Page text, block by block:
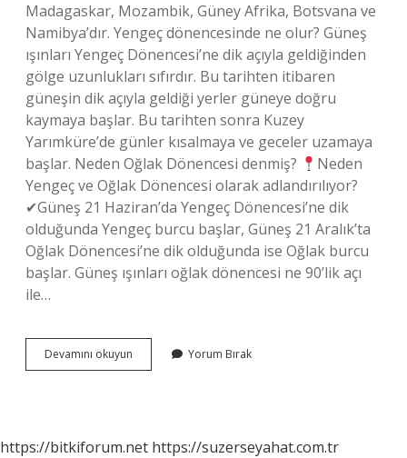
Madagaskar, Mozambik, Güney Afrika, Botsvana ve
Namibya’dır. Yengeç dönencesinde ne olur? Güneş
ışınları Yengeç Dönencesi’ne dik açıyla geldiğinden
gölge uzunlukları sıfırdır. Bu tarihten itibaren
güneşin dik açıyla geldiği yerler güneye doğru
kaymaya başlar. Bu tarihten sonra Kuzey
Yarımküre’de günler kısalmaya ve geceler uzamaya
başlar. Neden Oğlak Dönencesi denmiş?
Neden
Yengeç ve Oğlak Dönencesi olarak adlandırılıyor?
✔Güneş 21 Haziran’da Yengeç Dönencesi’ne dik
olduğunda Yengeç burcu başlar, Güneş 21 Aralık’ta
Oğlak Dönencesi’ne dik olduğunda ise Oğlak burcu
başlar. Güneş ışınları oğlak dönencesi ne 90’lik açı
ile…
Devamını okuyun
Dönencesinde
Yorum Bırak
https://bitkiforum.net https://suzerseyahat.com.tr